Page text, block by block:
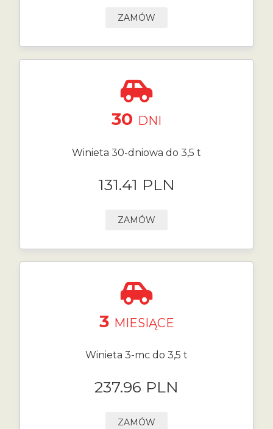
ZAMÓW
30 DNI
Winieta 30-dniowa do 3,5 t
131.41 PLN
ZAMÓW
3 MIESIĄCE
Winieta 3-mc do 3,5 t
237.96 PLN
ZAMÓW